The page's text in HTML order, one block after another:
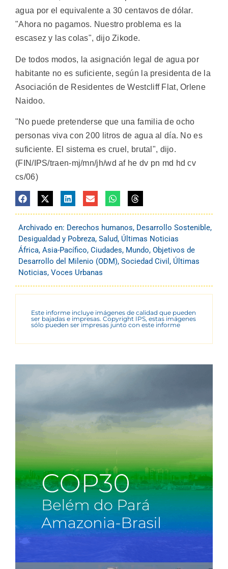
agua por el equivalente a 30 centavos de dólar.
"Ahora no pagamos. Nuestro problema es la
escasez y las colas", dijo Zikode.
De todos modos, la asignación legal de agua por
habitante no es suficiente, según la presidenta de la
Asociación de Residentes de Westcliff Flat, Orlene
Naidoo.
"No puede pretenderse que una familia de ocho
personas viva con 200 litros de agua al día. No es
suficiente. El sistema es cruel, brutal", dijo.
(FIN/IPS/traen-mj/mn/jh/wd af he dv pn md hd cv
cs/06)
Archivado en: Derechos humanos, Desarrollo Sostenible,
Desigualdad y Pobreza, Salud, Últimas Noticias
África, Asia-Pacífico, Ciudades, Mundo, Objetivos de
Desarrollo del Milenio (ODM), Sociedad Civil , Últimas
Noticias, Voces Urbanas
Este informe incluye imágenes de calidad que pueden
ser bajadas e impresas. Copyright IPS, estas imágenes
sólo pueden ser impresas junto con este informe